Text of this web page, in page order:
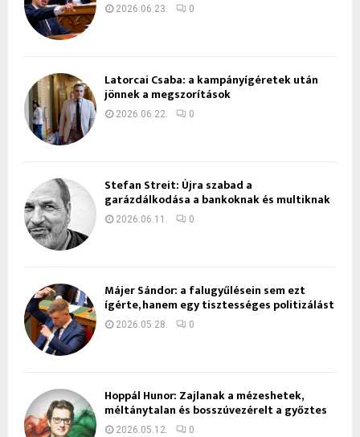
2026.06.23. 0
Latorcai Csaba: a kampányígéretek után
jönnek a megszorítások
2026.06.22. 0
Stefan Streit: Újra szabad a
garázdálkodása a bankoknak és multiknak
2026.06.11. 0
Májer Sándor: a falugyűlésein sem ezt
ígérte, hanem egy tisztességes politizálást
2026.05.28. 0
Hoppál Hunor: Zajlanak a mézeshetek,
méltánytalan és bosszúvezérelt a győztes
2026.05.12. 0